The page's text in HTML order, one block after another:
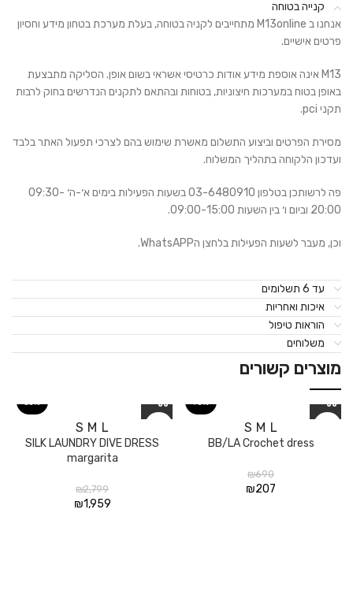
קנייה בטוחה
אנחנו ב M13online מתחייבים לקניה בטוחה, בעלת מערכת בטחון מידע וחסיון
פרטים אישיים.
M13 אינה אוספת מידע אודות כרטיסי אשראי בשום אופן. הסליקה מתבצעת
באופן בטוח במערכות חיצוניות, בטוחות ובהתאם לתקנים הנדרשים בחוק לרבות
תקני pci.
מסירת הפרטים וביצוע התשלום מאשרת שימוש בהם לצרכי תפעול האתר בלבד
ועדכון הלקוחה בתהליך המשלוח.
פה לרשותכן בטלפון 03-6480910 בשעות הפעילות בימים א׳-ה׳ 09:30-
20:00 וביום ו׳ בין השעות 09:00-15:00.
וכן, מעבר לשעות הפעילות בלחצן הWhatsAPP.
עד 6 תשלומים
איכות ואחריות
הוראות טיפול
משלוחים
מוצרים קשורים
L
M
S
BB/LA Crochet dress
₪690
₪207
L
M
S
SILK LAUNDRY DIVE DRESS
margarita
₪2,799
₪1,959